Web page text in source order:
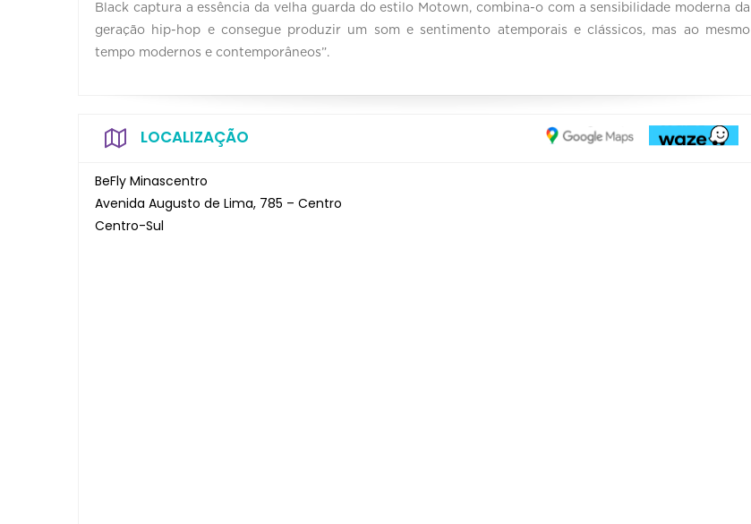
Black captura a essência da velha guarda do estilo Motown, combina-o com a sensibilidade moderna da
geração hip-hop e consegue produzir um som e sentimento atemporais e clássicos, mas ao mesmo
tempo modernos e contemporâneos”.
LOCALIZAÇÃO
BeFly Minascentro
Avenida Augusto de Lima, 785 – Centro
Centro-Sul